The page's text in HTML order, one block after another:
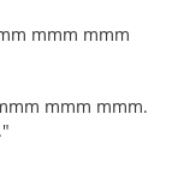
mmm mmm
mmm mmm.